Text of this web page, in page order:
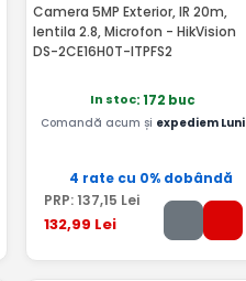
Camera 5MP Exterior, IR 20m,
lentila 2.8, Microfon - HikVision
DS-2CE16H0T-ITPFS2
In stoc: 172 buc
Comandă acum și expediem Luni
4 rate cu 0% dobândă
PRP: 137,15 Lei
132,99 Lei